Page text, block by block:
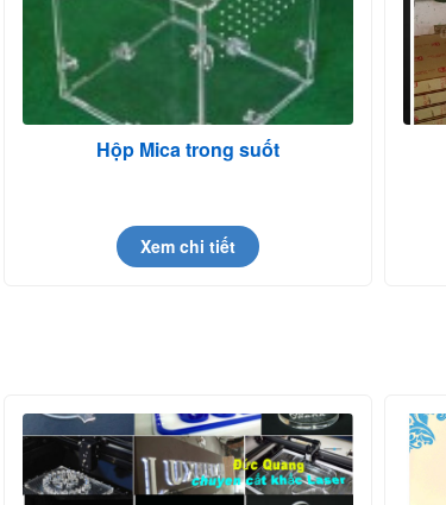
Hộp Mica trong suốt
Xem chi tiết